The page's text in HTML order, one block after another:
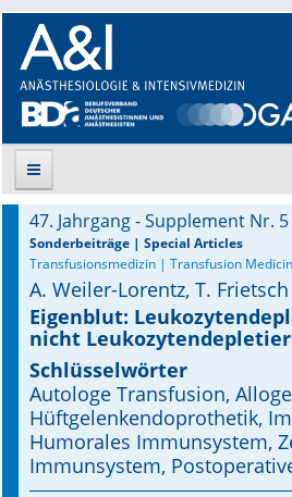
Suche
Aktuelle Ausgabe
Leitlinien
Archiv
Supplements
Supplements
47. Jahrgang - Supplement Nr.
Sonderbeiträge | Special Articles
Transfusionsmedizin | Transfusion
A. Weiler-Lorentz, T. Frietsch
Eigenblut:
nicht
Schlüsselwörter
Autologe Transfusion,
Hüftgelenkendoprothetik,
Humorales Immunsystem,
Immunsystem,